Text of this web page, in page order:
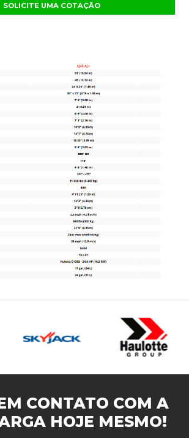
SOLICITE UMA COTAÇÃO
CONTATO COM A
HOJE MESMO!